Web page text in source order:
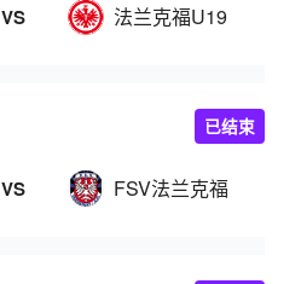
VS 法兰克福U19
VS FSV法兰克福
已结束